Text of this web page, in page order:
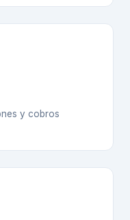
y cobros